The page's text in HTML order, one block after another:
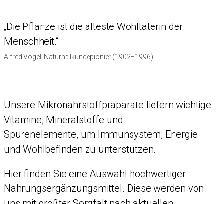
„Die Pflanze ist die älteste Wohltäterin der
Menschheit.“
Alfred Vogel, Naturheilkundepionier (1902–1996)
Unsere Mikronährstoffpräparate liefern wichtige
Vitamine, Mineralstoffe und
Spurenelemente, um Immunsystem, Energie
und Wohlbefinden zu unterstützen.
Hier finden Sie eine Auswahl hochwertiger
Nahrungsergänzungsmittel. Diese werden von